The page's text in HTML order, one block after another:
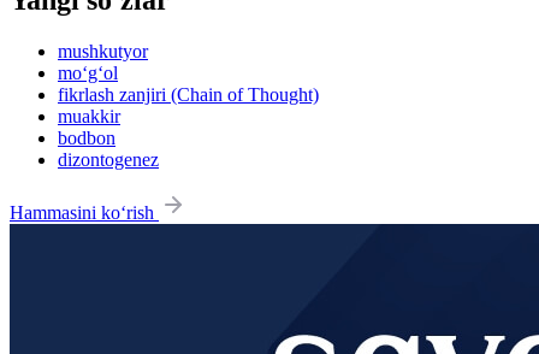
mushkutyor
mo‘g‘ol
fikrlash zanjiri (Chain of Thought)
muakkir
bodbon
dizontogenez
Hammasini ko‘rish